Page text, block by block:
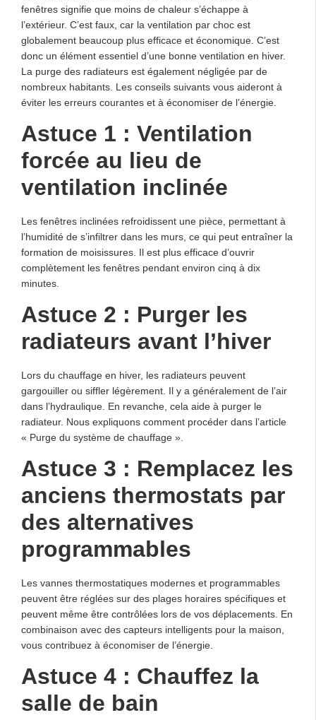
fenêtres signifie que moins de chaleur s’échappe à
l’extérieur. C’est faux, car la ventilation par choc est
globalement beaucoup plus efficace et économique. C’est
donc un élément essentiel d’une bonne ventilation en hiver.
La purge des radiateurs est également négligée par de
nombreux habitants. Les conseils suivants vous aideront à
éviter les erreurs courantes et à économiser de l’énergie.
Astuce 1 : Ventilation
forcée au lieu de
ventilation inclinée
Les fenêtres inclinées refroidissent une pièce, permettant à
l’humidité de s’infiltrer dans les murs, ce qui peut entraîner la
formation de moisissures. Il est plus efficace d’ouvrir
complètement les fenêtres pendant environ cinq à dix
minutes.
Astuce 2 : Purger les
radiateurs avant l’hiver
Lors du chauffage en hiver, les radiateurs peuvent
gargouiller ou siffler légèrement. Il y a généralement de l’air
dans l’hydraulique. En revanche, cela aide à purger le
radiateur. Nous expliquons comment procéder dans l’article
« Purge du système de chauffage ».
Astuce 3 : Remplacez les
anciens thermostats par
des alternatives
programmables
Les vannes thermostatiques modernes et programmables
peuvent être réglées sur des plages horaires spécifiques et
peuvent même être contrôlées lors de vos déplacements. En
combinaison avec des capteurs intelligents pour la maison,
vous contribuez à économiser de l’énergie.
Astuce 4 : Chauffez la
salle de bain